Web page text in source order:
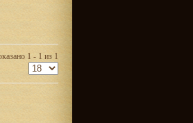
1 - 1 из 1